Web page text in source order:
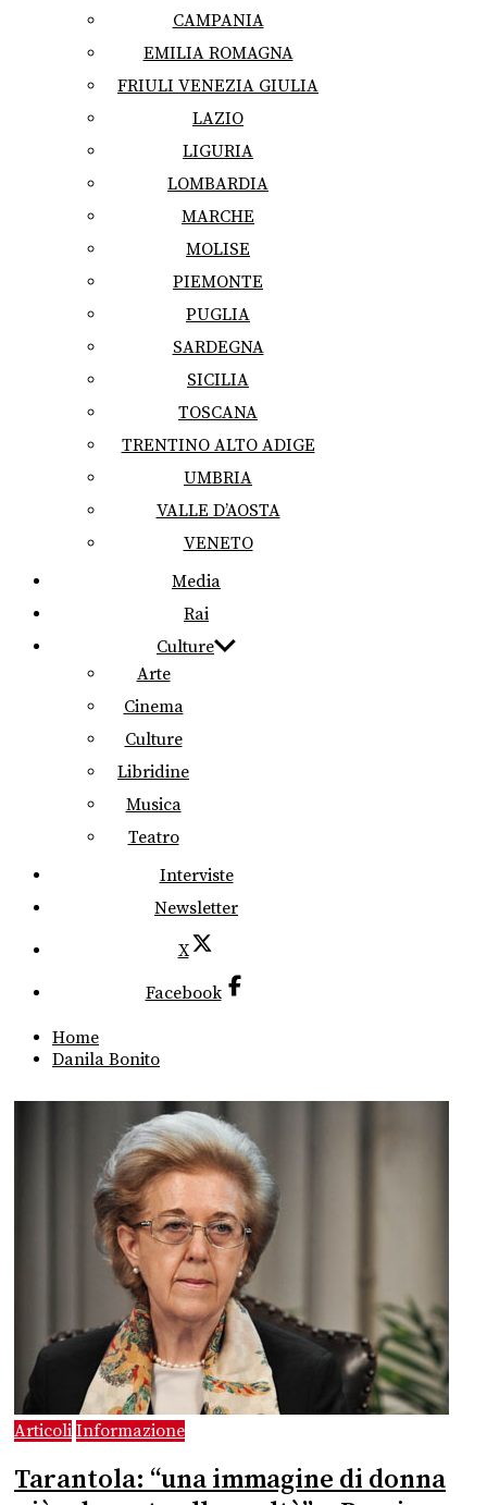
CAMPANIA
EMILIA ROMAGNA
FRIULI VENEZIA GIULIA
LAZIO
LIGURIA
LOMBARDIA
MARCHE
MOLISE
PIEMONTE
PUGLIA
SARDEGNA
SICILIA
TOSCANA
TRENTINO ALTO ADIGE
UMBRIA
VALLE D’AOSTA
VENETO
Media
Rai
Culture
Arte
Cinema
Culture
Libridine
Musica
Teatro
Interviste
Newsletter
X
Facebook
Home
Danila Bonito
Articoli Informazione
Tarantola: “una immagine di donna